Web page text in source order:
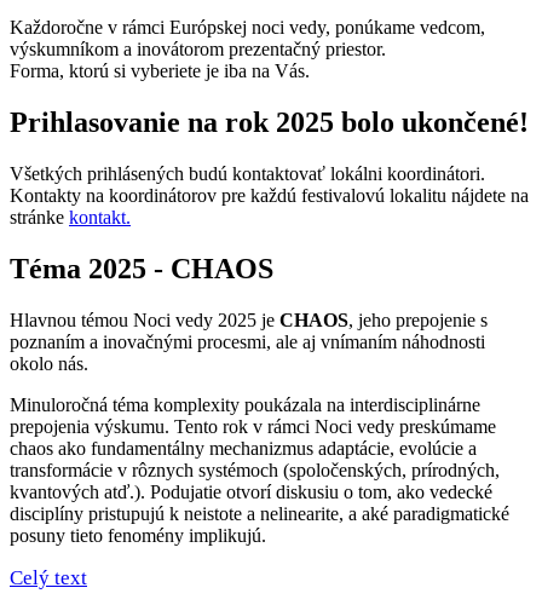
Každoročne v rámci Európskej noci vedy, ponúkame vedcom,
výskumníkom a inovátorom prezentačný priestor.
Forma, ktorú si vyberiete je iba na Vás.
Prihlasovanie na rok 2025 bolo ukončené!
Všetkých prihlásených budú kontaktovať lokálni koordinátori.
Kontakty na koordinátorov pre každú festivalovú lokalitu nájdete na
stránke kontakt.
Téma 2025 - CHAOS
Hlavnou témou Noci vedy 2025 je CHAOS, jeho prepojenie s
poznaním a inovačnými procesmi, ale aj vnímaním náhodnosti
okolo nás.
Minuloročná téma komplexity poukázala na interdisciplinárne
prepojenia výskumu. Tento rok v rámci Noci vedy preskúmame
chaos ako fundamentálny mechanizmus adaptácie, evolúcie a
transformácie v rôznych systémoch (spoločenských, prírodných,
kvantových atď.). Podujatie otvorí diskusiu o tom, ako vedecké
disciplíny pristupujú k neistote a nelinearite, a aké paradigmatické
posuny tieto fenomény implikujú.
Celý text